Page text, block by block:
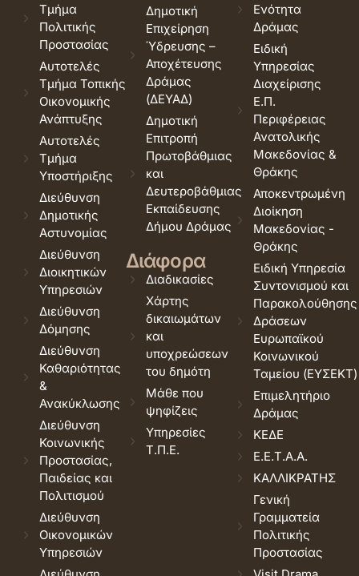
Τμήμα
Πολιτικής
Προστασίας
Αυτοτελές
Τμήμα Τοπικής
Οικονομικής
Ανάπτυξης
Αυτοτελές
Τμήμα
Υποστήριξης
Διεύθυνση
Δημοτικής
Αστυνομίας
Διεύθυνση
Διοικητικών
Υπηρεσιών
Διεύθυνση
Δόμησης
Διεύθυνση
Καθαριότητας
&
Ανακύκλωσης
Διεύθυνση
Κοινωνικής
Προστασίας,
Παιδείας και
Πολιτισμού
Διεύθυνση
Οικονομικών
Υπηρεσιών
Δημοτική
Επιχείρηση
Ύδρευσης –
Αποχέτευσης
Δράμας
(ΔΕΥΑΔ)
Δημοτική
Επιτροπή
Πρωτοβάθμιας
και
Δευτεροβάθμιας
Εκπαίδευσης
Δήμου Δράμας
Διάφορα
Διαδικασίες
Χάρτης
δικαιωμάτων
και
υποχρεώσεων
του δημότη
Μάθε που
ψηφίζεις
Υπηρεσίες
Τ.Π.Ε.
Ενότητα
Δράμας
Ειδική
Υπηρεσίας
Διαχείρισης
Ε.Π.
Περιφέρειας
Ανατολικής
Μακεδονίας &
Θράκης
Αποκεντρωμένη
Διοίκηση
Μακεδονίας -
Θράκης
Ειδική Υπηρεσία
Συντονισμού και
Παρακολούθησης
Δράσεων
Ευρωπαϊκού
Κοινωνικού
Ταμείου (ΕΥΣΕΚΤ)
Επιμελητήριο
Δράμας
ΚΕΔΕ
Ε.Ε.Τ.Α.Α.
ΚΑΛΛΙΚΡΑΤΗΣ
Γενική
Γραμματεία
Πολιτικής
Προστασίας